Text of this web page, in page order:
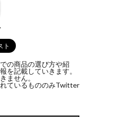
の商品の選び方や紹
を記載していきます。
ません。
ているもののみTwitter